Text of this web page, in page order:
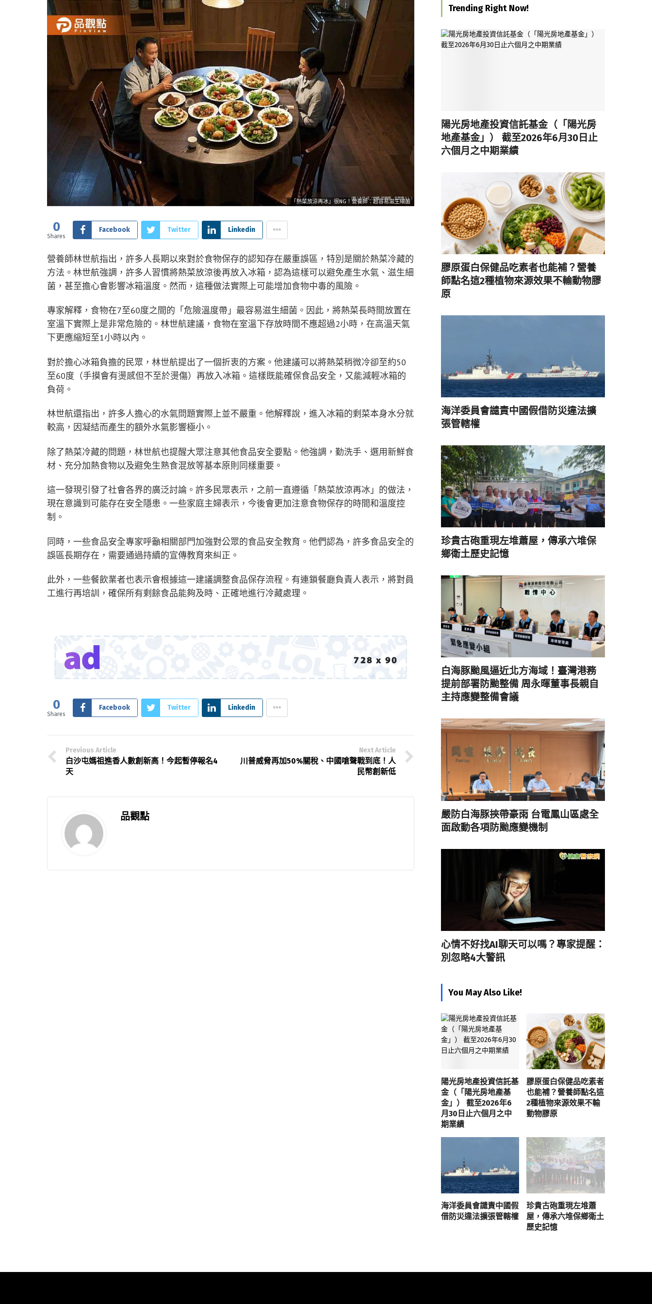
「熱菜放涼再冰」很NG！營養師：超容易滋生細菌
0
Shares
Facebook Twitter Linkedin
營養師林世航指出，許多人長期以來對於食物保存的認知存在嚴重誤區，特別是關於熱菜冷藏的
方法。林世航強調，許多人習慣將熱菜放涼後再放入冰箱，認為這樣可以避免產生水氣、滋生細
菌，甚至擔心會影響冰箱溫度。然而，這種做法實際上可能增加食物中毒的風險。
專家解釋，食物在7至60度之間的「危險溫度帶」最容易滋生細菌。因此，將熱菜長時間放置在
室溫下實際上是非常危險的。林世航建議，食物在室溫下存放時間不應超過2小時，在高溫天氣
下更應縮短至1小時以內。
對於擔心冰箱負擔的民眾，林世航提出了一個折衷的方案。他建議可以將熱菜稍微冷卻至約50
至60度（手摸會有燙感但不至於燙傷）再放入冰箱。這樣既能確保食品安全，又能減輕冰箱的
負荷。
林世航還指出，許多人擔心的水氣問題實際上並不嚴重。他解釋說，進入冰箱的剩菜本身水分就
較高，因凝結而產生的額外水氣影響極小。
除了熱菜冷藏的問題，林世航也提醒大眾注意其他食品安全要點。他強調，勤洗手、選用新鮮食
材、充分加熱食物以及避免生熟食混放等基本原則同樣重要。
這一發現引發了社會各界的廣泛討論。許多民眾表示，之前一直遵循「熱菜放涼再冰」的做法，
現在意識到可能存在安全隱患。一些家庭主婦表示，今後會更加注意食物保存的時間和溫度控
制。
同時，一些食品安全專家呼籲相關部門加強對公眾的食品安全教育。他們認為，許多食品安全的
誤區長期存在，需要通過持續的宣傳教育來糾正。
此外，一些餐飲業者也表示會根據這一建議調整食品保存流程。有連鎖餐廳負責人表示，將對員
工進行再培訓，確保所有剩餘食品能夠及時、正確地進行冷藏處理。
0
Shares
Facebook Twitter Linkedin
Previous Article
白沙屯媽祖進香人數創新高！今起暫停報名4
天
Next Article
川普威脅再加50%關稅、中國嗆聲戰到底！人
民幣創新低
品觀點
Trending Right Now!
陽光房地產投資信託基金（「陽光房
地產基金」） 截至2026年6月30日止
六個月之中期業績
膠原蛋白保健品吃素者也能補？營養
師點名這2種植物來源效果不輸動物膠
原
海洋委員會譴責中國假借防災違法擴
張管轄權
珍貴古砲重現左堆蕭屋，傳承六堆保
鄉衛土歷史記憶
白海豚颱風逼近北方海域！臺灣港務
提前部署防颱整備 周永暉董事長親自
主持應變整備會議
嚴防白海豚挾帶豪雨 台電鳳山區處全
面啟動各項防颱應變機制
心情不好找AI聊天可以嗎？專家提醒：
別忽略4大警訊
You May Also Like!
陽光房地產投資信託基
金（「陽光房地產基
金」） 截至2026年6
月30日止六個月之中
期業績
膠原蛋白保健品吃素者
也能補？營養師點名這
2種植物來源效果不輸
動物膠原
海洋委員會譴責中國假
借防災違法擴張管轄權
珍貴古砲重現左堆蕭
屋，傳承六堆保鄉衛土
歷史記憶